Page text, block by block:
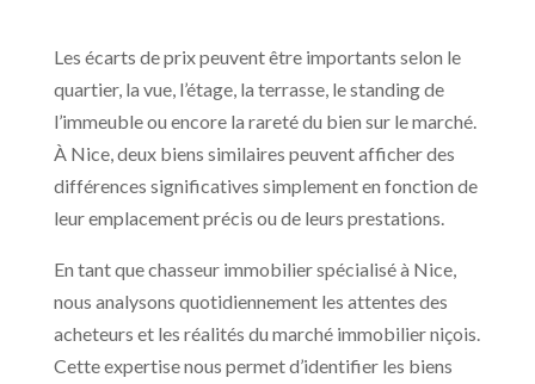
Les écarts de prix peuvent être importants selon le
quartier, la vue, l’étage, la terrasse, le standing de
l’immeuble ou encore la rareté du bien sur le marché.
À Nice, deux biens similaires peuvent afficher des
différences significatives simplement en fonction de
leur emplacement précis ou de leurs prestations.
En tant que chasseur immobilier spécialisé à Nice,
nous analysons quotidiennement les attentes des
acheteurs et les réalités du marché immobilier niçois.
Cette expertise nous permet d’identifier les biens